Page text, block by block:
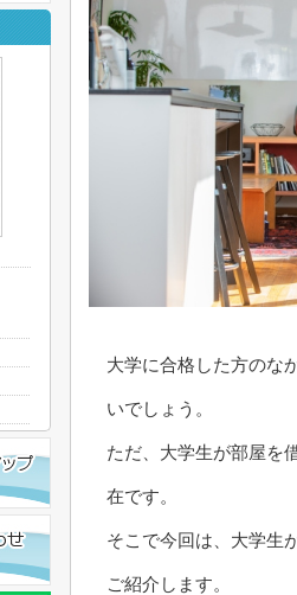
大学に合格した方のな
いでしょう。
ただ、大学生が部屋を
在です。
そこで今回は、大学生
ご紹介します。